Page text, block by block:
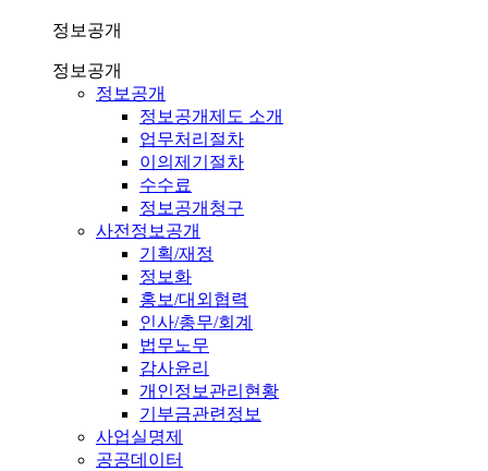
정보공개
정보공개
정보공개
정보공개제도 소개
업무처리절차
이의제기절차
수수료
정보공개청구
사전정보공개
기획/재정
정보화
홍보/대외협력
인사/총무/회계
법무노무
감사윤리
개인정보관리현황
기부금관련정보
사업실명제
공공데이터